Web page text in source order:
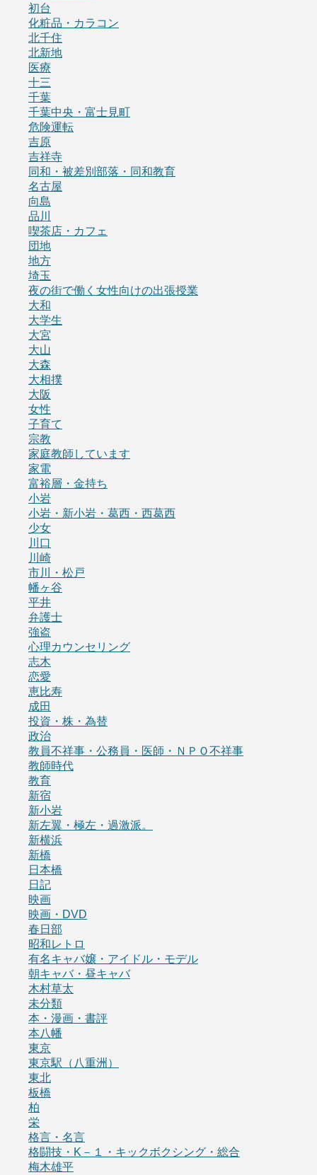
初台
化粧品・カラコン
北千住
北新地
医療
十三
千葉
千葉中央・富士見町
危険運転
吉原
吉祥寺
同和・被差別部落・同和教育
名古屋
向島
品川
喫茶店・カフェ
団地
地方
埼玉
夜の街で働く女性向けの出張授業
大和
大学生
大宮
大山
大森
大相撲
大阪
女性
子育て
宗教
家庭教師しています
家電
富裕層・金持ち
小岩
小岩・新小岩・葛西・西葛西
少女
川口
川崎
市川・松戸
幡ヶ谷
平井
弁護士
強盗
心理カウンセリング
志木
恋愛
恵比寿
成田
投資・株・為替
政治
教員不祥事・公務員・医師・ＮＰＯ不祥事
教師時代
教育
新宿
新小岩
新左翼・極左・過激派。
新横浜
新橋
日本橋
日記
映画
映画・DVD
春日部
昭和レトロ
有名キャバ嬢・アイドル・モデル
朝キャバ・昼キャバ
木村草太
未分類
本・漫画・書評
本八幡
東京
東京駅（八重洲）
東北
板橋
柏
栄
格言・名言
格闘技・K－１・キックボクシング・総合
梅木雄平